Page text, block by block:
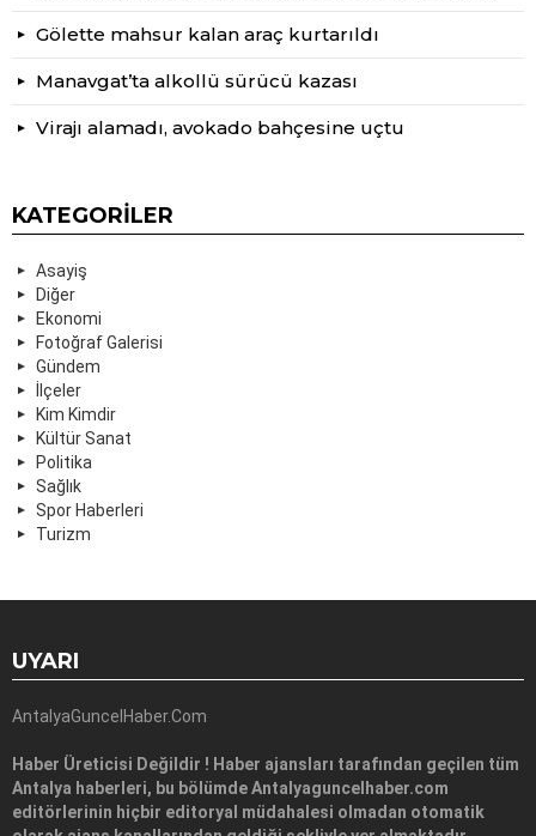
Gölette mahsur kalan araç kurtarıldı
Manavgat’ta alkollü sürücü kazası
Virajı alamadı, avokado bahçesine uçtu
KATEGORILER
Asayiş
Diğer
Ekonomi
Fotoğraf Galerisi
Gündem
İlçeler
Kim Kimdir
Kültür Sanat
Politika
Sağlık
Spor Haberleri
Turizm
UYARI
AntalyaGuncelHaber.Com
Haber Üreticisi Değildir ! Haber ajansları tarafından geçilen tüm
Antalya haberleri, bu bölümde Antalyaguncelhaber.com
editörlerinin hiçbir editoryal müdahalesi olmadan otomatik